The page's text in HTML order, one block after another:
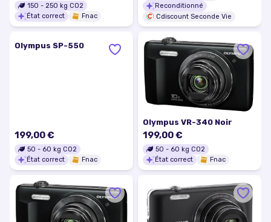
150 - 250 kg CO2
État correct
Fnac
Reconditionné
Cdiscount Seconde Vie
Olympus SP-550
Olympus VR-340 Noir